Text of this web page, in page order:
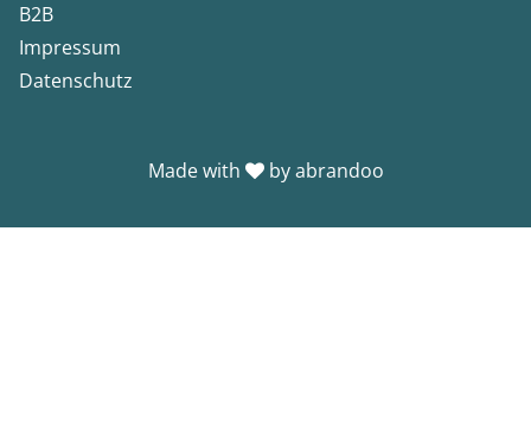
B2B
Impressum
Datenschutz
Made with byabrandoo